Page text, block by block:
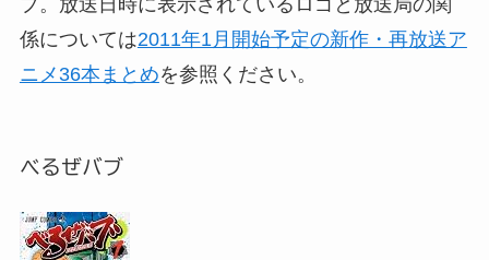
係については2011年1月開始予定の新作・再放送ア
ニメ36本まとめを参照ください。
べるぜバブ